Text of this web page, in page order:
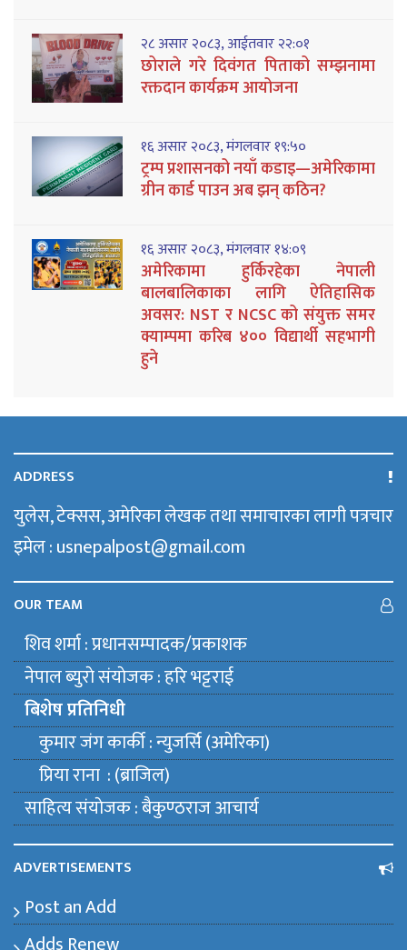
२८ असार २०८३, आईतवार २२:०१
छोराले गरे दिवंगत पिताको सम्झनामा
रक्तदान कार्यक्रम आयोजना
१६ असार २०८३, मंगलवार १९:५०
ट्रम्प प्रशासनको नयाँ कडाइ—अमेरिकामा
ग्रीन कार्ड पाउन अब झन् कठिन?
१६ असार २०८३, मंगलवार १४:०९
अमेरिकामा हुर्किरहेका नेपाली
बालबालिकाका लागि ऐतिहासिक
अवसर: NST र NCSC को संयुक्त समर
क्याम्पमा करिब ४०० विद्यार्थी सहभागी
हुने
ADDRESS
युलेस, टेक्सस, अमेरिका लेखक तथा समाचारका लागी पत्रचार
इमेल : usnepalpost@gmail.com
OUR TEAM
शिव शर्मा : प्रधानसम्पादक/प्रकाशक
नेपाल ब्युराे संयाेजक : हरि भट्टराई
बिशेष प्रतिनिधी
कुमार जंग कार्की : न्युजर्सि (अमेरिका)
प्रिया राना : (ब्राजिल)
साहित्य संयाेजक : बैकुण्ठराज आचार्य
ADVERTISEMENTS
Post an Add